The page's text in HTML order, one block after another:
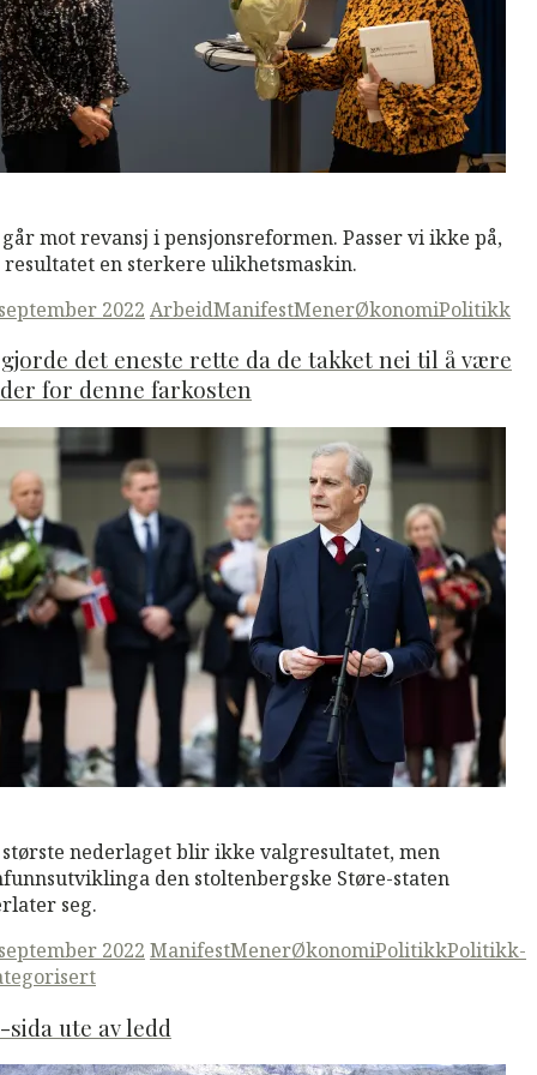
mot revansj i pensjonsreformen. Passer vi ikke på,
en sterkere ulikhetsmaskin.
2022 ArbeidManifestMenerØkonomiPolitikk
det eneste rette da de takket nei til å være
for denne farkosten
største nederlaget blir ikke valgresultatet, men
den stoltenbergske Støre-staten
seg.
2022 ManifestMenerØkonomiPolitikkPolitikk-
sida ute av ledd